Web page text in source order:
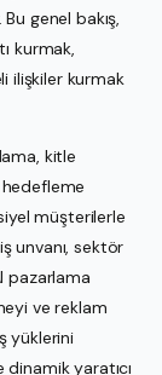
genel bakış,
kurmak,
ilişkiler kurmak
kitle
müşterilerle
unvanı, sektör
pazarlama
ve reklam
yüklerini
dinamik yaratıcı